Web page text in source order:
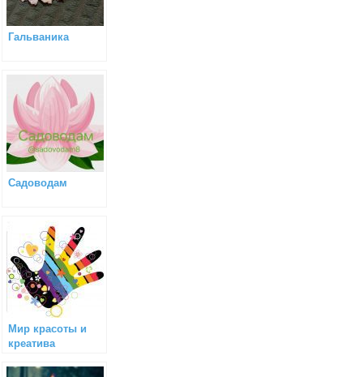
Гальваника
Садоводам
Мир красоты и
креатива